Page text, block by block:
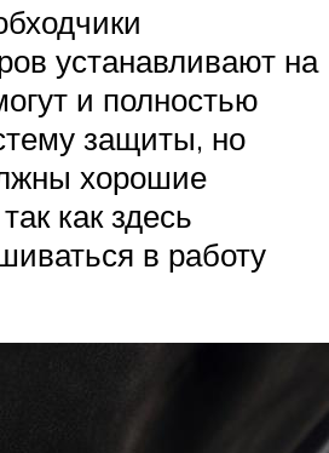
устанавливают на
и полностью
защиты, но
хорошие
как здесь
в работу